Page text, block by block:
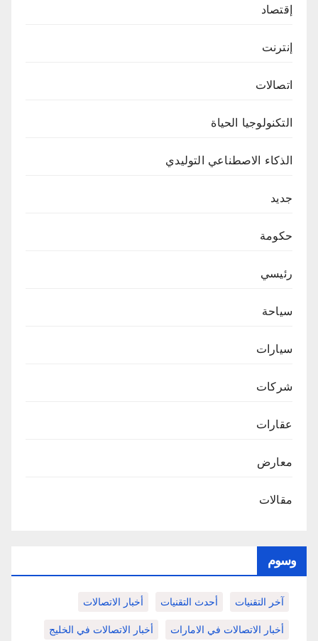
إقتصاد
إنترنت
اتصالات
التكنولوجيا الحياة
الذكاء الاصطناعي التوليدي
جديد
حكومة
رئيسي
سياحة
سيارات
شركات
عقارات
معارض
مقالات
وسوم
آخر التقنيات أحدث التقنيات أخبار الاتصالات
أخبار الاتصالات في الامارات أخبار الاتصالات في الخليج